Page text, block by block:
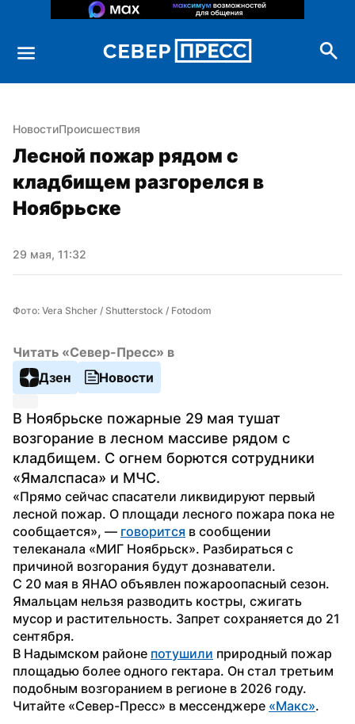
НовостиПроисшествия
Лесной пожар рядом с
кладбищем разгорелся в
Ноябрьске
29 мая, 11:32
Фото: Vera Shcher / Shutterstock / Fotodom
Читать «Север-Пресс» в
Дзен
Новости
В Ноябрьске пожарные 29 мая тушат
возгорание в лесном массиве рядом с
кладбищем. С огнем борются сотрудники
«Ямалспаса» и МЧС.
«Прямо сейчас спасатели ликвидируют первый
лесной пожар. О площади лесного пожара пока не
сообщается», — говорится в сообщении
телеканала «МИГ Ноябрьск». Разбираться с
причиной возгорания будут дознаватели.
С 20 мая в ЯНАО объявлен пожароопасный сезон.
Ямальцам нельзя разводить костры, сжигать
мусор и растительность. Запрет сохраняется до 21
сентября.
В Надымском районе потушили природный пожар
площадью более одного гектара. Он стал третьим
подобным возгоранием в регионе в 2026 году.
Читайте «Север-Пресс» в мессенджере «Макс».